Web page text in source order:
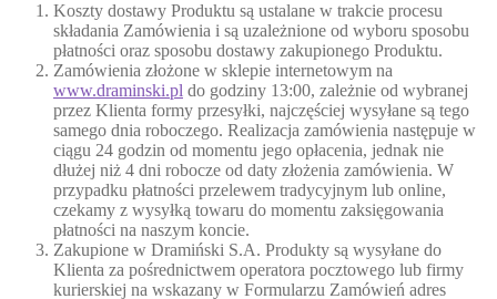
Koszty dostawy Produktu są ustalane w trakcie procesu
składania Zamówienia i są uzależnione od wyboru sposobu
płatności oraz sposobu dostawy zakupionego Produktu.
Zamówienia złożone w sklepie internetowym na
www.draminski.pl do godziny 13:00, zależnie od wybranej
przez Klienta formy przesyłki, najczęściej wysyłane są tego
samego dnia roboczego. Realizacja zamówienia następuje w
ciągu 24 godzin od momentu jego opłacenia, jednak nie
dłużej niż 4 dni robocze od daty złożenia zamówienia. W
przypadku płatności przelewem tradycyjnym lub online,
czekamy z wysyłką towaru do momentu zaksięgowania
płatności na naszym koncie.
Zakupione w Dramiński S.A. Produkty są wysyłane do
Klienta za pośrednictwem operatora pocztowego lub firmy
kurierskiej na wskazany w Formularzu Zamówień adres